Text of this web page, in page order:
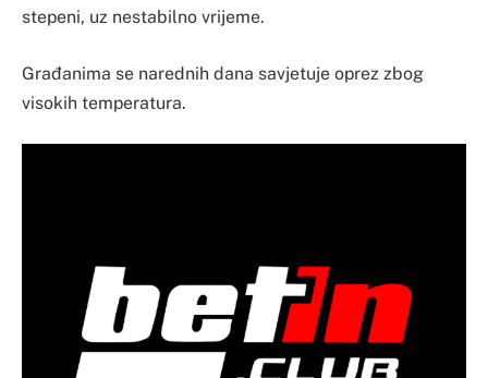
stepeni, uz nestabilno vrijeme.
Građanima se narednih dana savjetuje oprez zbog
visokih temperatura.